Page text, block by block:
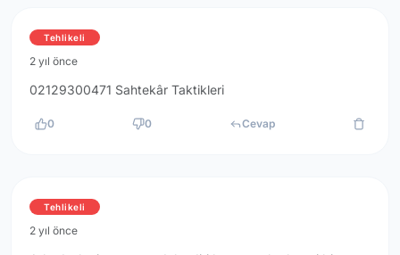
Tehlikeli
2 yıl önce
02129300471 Sahtekâr Taktikleri
0 0 Cevap
Tehlikeli
2 yıl önce